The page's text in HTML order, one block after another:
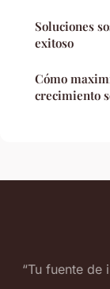
Soluciones
exitoso
Cómo
crecimiento
“Tu fuente